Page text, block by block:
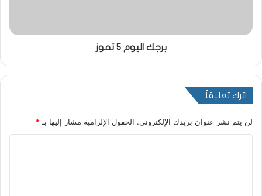
برجك اليوم 5 تموز
اترك تعليقاً
لن يتم نشر عنوان بريدك الإلكتروني. الحقول الإلزامية مشار إليها بـ*